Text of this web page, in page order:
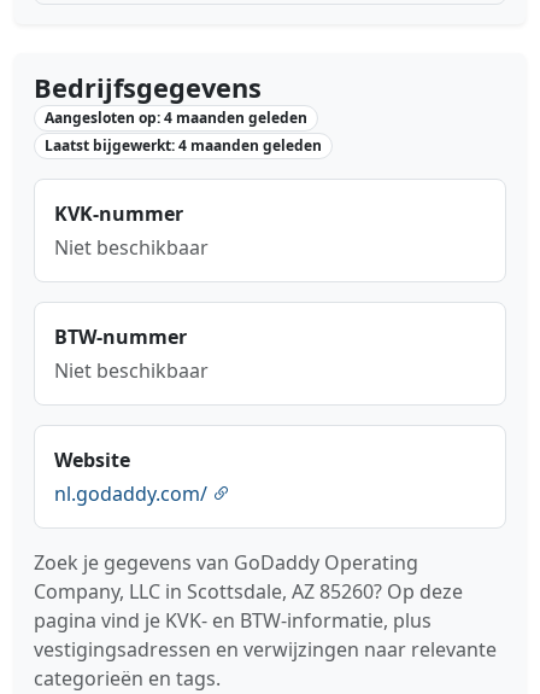
Bedrijfsgegevens
Aangesloten op: 4 maanden geleden
Laatst bijgewerkt: 4 maanden geleden
KVK-nummer
Niet beschikbaar
BTW-nummer
Niet beschikbaar
Website
nl.godaddy.com/
Zoek je gegevens van GoDaddy Operating
Company, LLC in Scottsdale, AZ 85260? Op deze
pagina vind je KVK- en BTW-informatie, plus
vestigingsadressen en verwijzingen naar relevante
categorieën en tags.